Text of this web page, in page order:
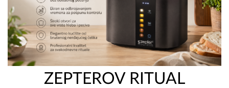
ZEPTEROV RITUAL